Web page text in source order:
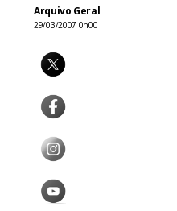
Arquivo Geral
29/03/2007 0h00